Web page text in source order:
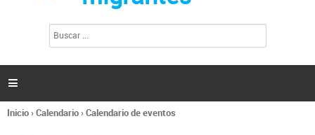
l
s

Se
Inicio›Calendario›Calendario de eventos